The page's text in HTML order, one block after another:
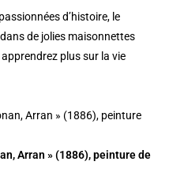
d’histoire, le
de jolies maisonnettes
plus sur la vie
Arran » (1886), peinture de